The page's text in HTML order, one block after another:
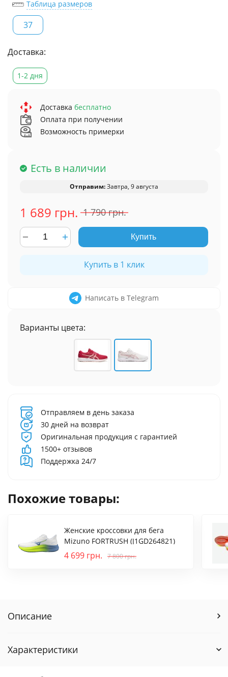
Таблица размеров
37
Доставка:
1-2 дня
Доставка бесплатно
Оплата при получении
Возможность примерки
Есть в наличии
Отправим:Завтра, 9 августа
1 689 грн. 1 790 грн.
Купить
Купить в 1 клик
Написать в Telegram
Варианты цвета:
Отправляем в день заказа
30 дней на возврат
Оригинальная продукция с гарантией
1500+ отзывов
Поддержка 24/7
Похожие товары:
Женские кроссовки для бега
Mizuno FORTRUSH (J1GD264821)
4 699 грн. 7 800грн.
Описание
Характеристики